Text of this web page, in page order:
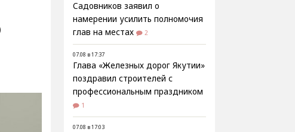
Садовников заявил о
намерении усилить полномочия
глав на местах
2
07.08 в 17:37
Глава «Железных дорог Якутии»
поздравил строителей с
профессиональным праздником
1
07.08 в 17:03